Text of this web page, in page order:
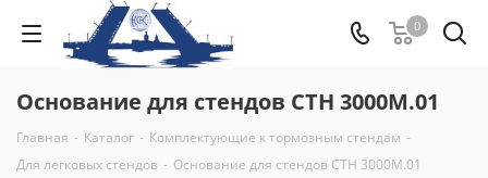
0
Основание для стендов СТН 3000М.01
Главная - Каталог - Комплектующие к тормозным стендам -
Для легковых стендов - Основание для стендов СТН 3000М.01